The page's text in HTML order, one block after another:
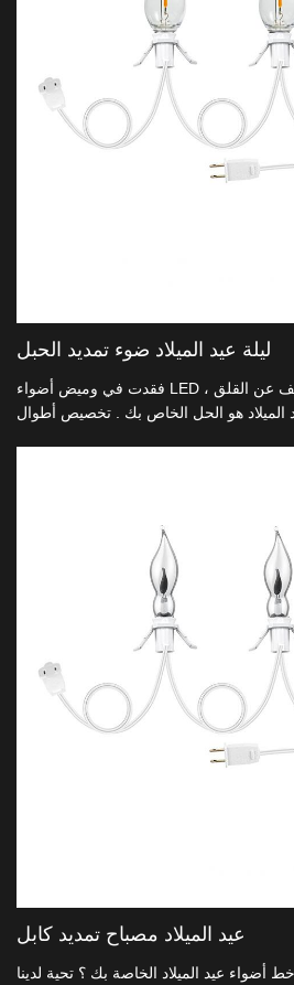
ليلة عيد الميلاد ضوء تمديد الحبل
فقدت في وميض أضواء LED ، وجدت واحدة من هذه ؟ توقف عن القلق
الميلاد هو الحل الخاص بك . تخصيص أطوال
عيد الميلاد مصباح تمديد كابل
عيد الميلاد الخاصة بك ؟ تحية لدينا